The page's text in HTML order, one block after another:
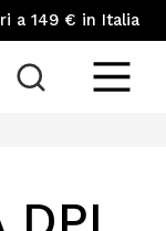
a 149 € in Italia